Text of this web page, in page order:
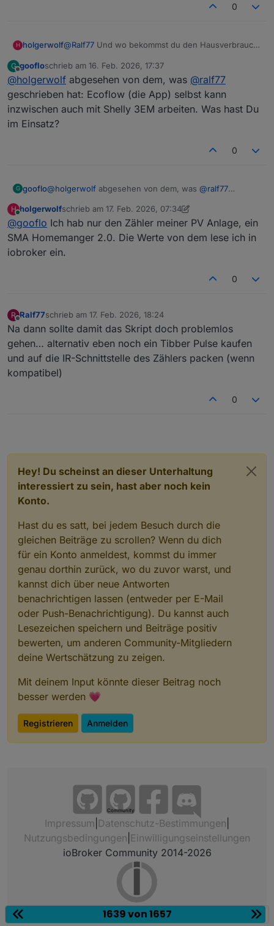
0
H holgerwolf@Ralf77 Und wo bekommst du den Hausverbrauch
Ich habe halt keinen Ecoflow kompatibelen Zähler.
G
Offline
goofloschrieb am 16. Feb. 2026, 17:37
zuletzt editiert von
@holgerwolf abgesehen von dem, was @ralf77
geschrieben hat: Ecoflow (die App) selbst kann
inzwischen auch mit Shelly 3EM arbeiten. Was hast Du
im Einsatz?
0
G gooflo@holgerwolf abgesehen von dem, was @ralf77
inzwischen auch mit Shelly 3EM arbeiten. Was hast Du
im Einsatz?
H
Online
holgerwolfschrieb am 17. Feb. 2026, 07:34
zuletzt editiert von holgerwolf
@gooflo Ich hab nur den Zähler meiner PV Anlage, ein
SMA Homemanger 2.0. Die Werte von dem lese ich in
iobroker ein.
0
R
Offline
Ralf77schrieb am 17. Feb. 2026, 18:24
zuletzt editiert von
Na dann sollte damit das Skript doch problemlos
gehen… alternativ eben noch ein Tibber Pulse kaufen
und auf die IR-Schnittstelle des Zählers packen (wenn
kompatibel)
0
Hey! Du scheinst an dieser Unterhaltung
interessiert zu sein, hast aber noch kein
Konto.
Hast du es satt, bei jedem Besuch durch die
gleichen Beiträge zu scrollen? Wenn du dich
für ein Konto anmeldest, kommst du immer
genau dorthin zurück, wo du zuvor warst, und
kannst dich über neue Antworten
benachrichtigen lassen (entweder per E-Mail
oder Push-Benachrichtigung). Du kannst auch
Lesezeichen speichern und Beiträge positiv
bewerten, um anderen Community-Mitgliedern
deine Wertschätzung zu zeigen.
Mit deinem Input könnte dieser Beitrag noch
besser werden 💗
Registrieren Anmelden
Community
Impressum Datenschutz-Bestimmungen
Nutzungsbedingungen Einwilligungseinstellungen
ioBroker Community 2014-2026
1639 von 1657